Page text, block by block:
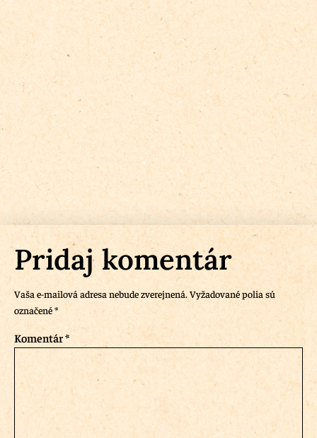
Pridaj komentár
Vaša e-mailová adresa nebude zverejnená.Vyžadované polia sú
označené*
Komentár*